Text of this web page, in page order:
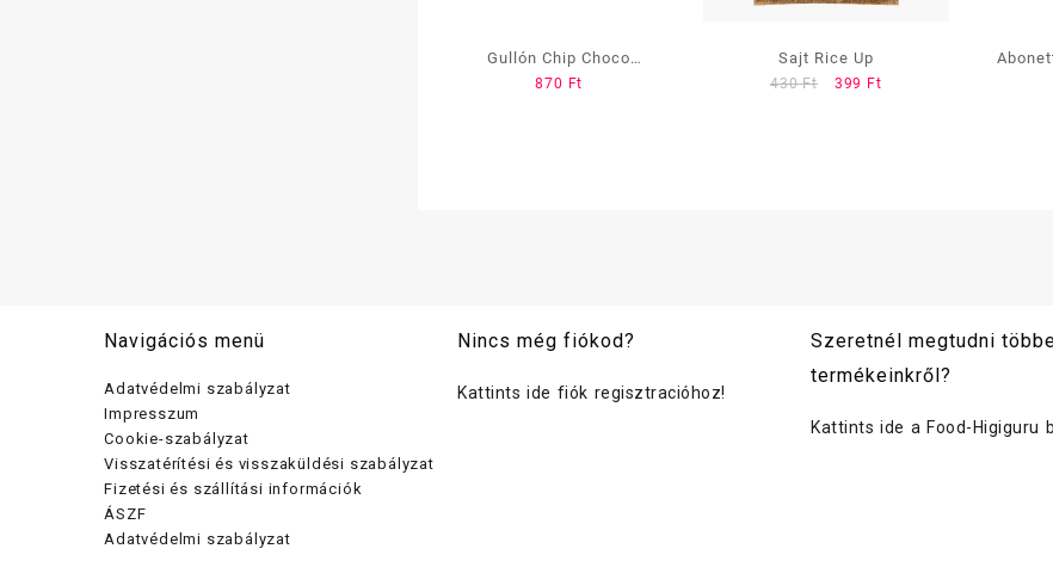
Gullón Chip Choco
cukormentes és
870 Ft
Sajt Rice Up
430Ft
Original
399 FtCurrent
Navigációs menü
Adatvédelmi szabályzat
Impresszum
Cookie-szabályzat
Visszatérítési és visszaküldési szabályzat
Fizetési és szállítási információk
ÁSZF
Adatvédelmi szabályzat
Nincs még fiókod?
Kattints ide fiók regisztracióhoz!
Szeretnél megtudni
termékeinkről?
Kattints ide a Food-Higiguru